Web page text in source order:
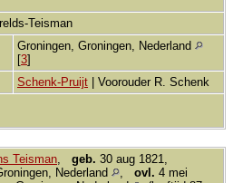
Teisman
Groningen, Groningen, Nederland
[3]
Schenk-Pruijt | Voorouder R. Schenk
Teisman, geb. 30 aug 1821,
Nederland
, ovl. 4 mei